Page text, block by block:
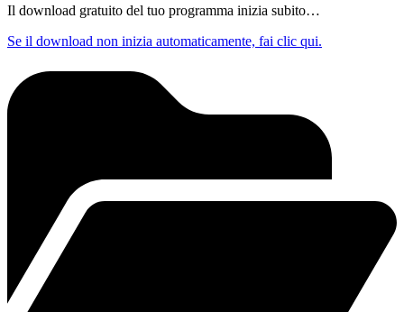
Il download gratuito del tuo programma inizia subito…
Se il download non inizia automaticamente, fai clic qui.